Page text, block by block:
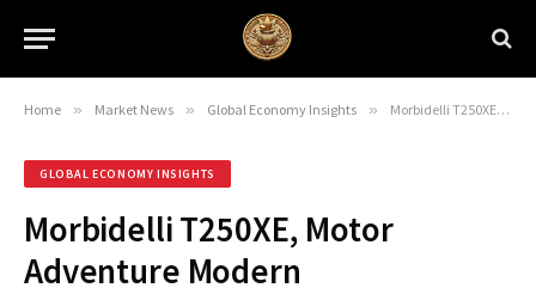
Home » Market News » Global Economy Insights » Morbidelli T250XE, Motor Adventure Modern
GLOBAL ECONOMY INSIGHTS
Morbidelli T250XE, Motor
Adventure Modern